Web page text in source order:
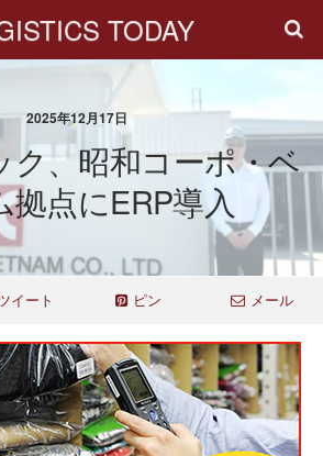
TODAY
2025年12月17日
ク、昭和コーポ・ベ
拠点にERP導入
イート ピン メール